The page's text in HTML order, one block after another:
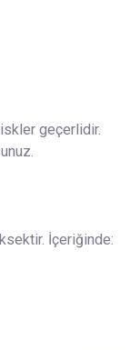
geçerlidir.
İçeriğinde: